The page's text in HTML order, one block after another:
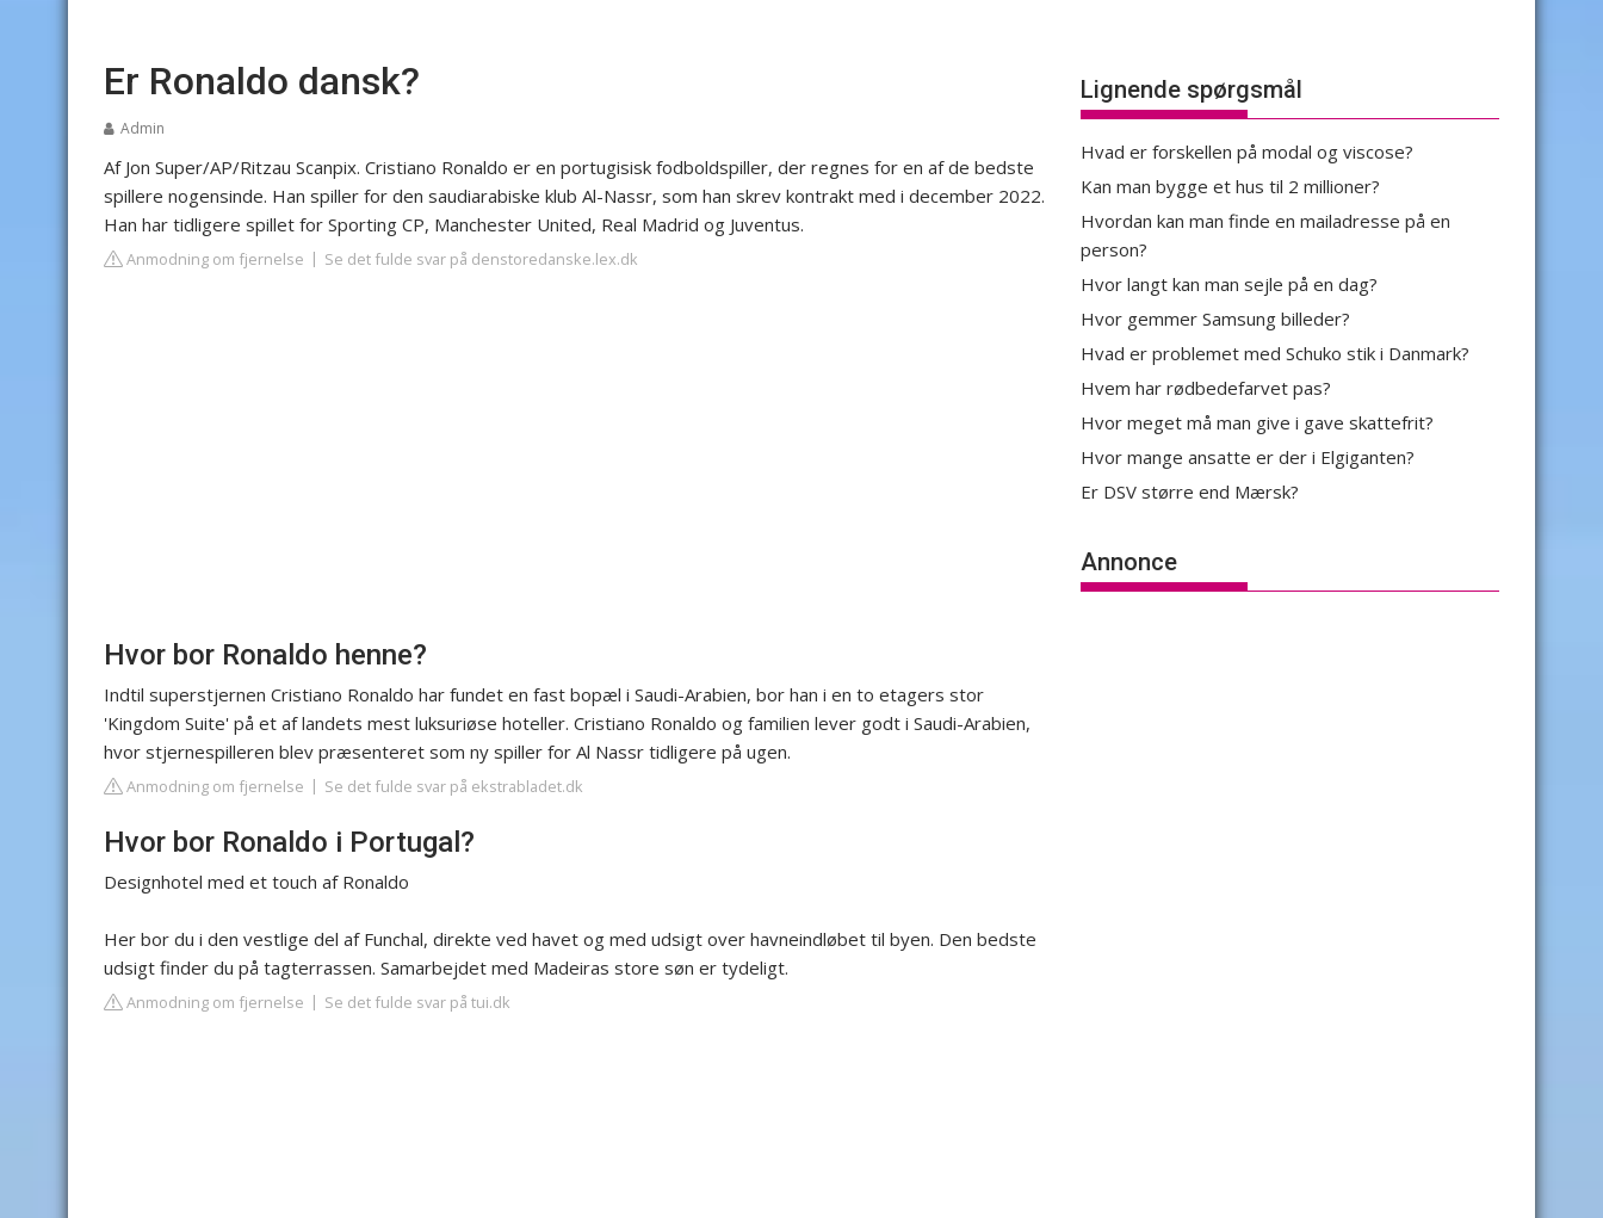
Er Ronaldo dansk?
Admin
Af Jon Super/AP/Ritzau Scanpix. Cristiano Ronaldo er en portugisisk fodboldspiller, der regnes for en af de bedste
spillere nogensinde. Han spiller for den saudiarabiske klub Al-Nassr, som han skrev kontrakt med i december 2022.
Han har tidligere spillet for Sporting CP, Manchester United, Real Madrid og Juventus.
Anmodning om fjernelse Se det fulde svar på denstoredanske.lex.dk
Hvor bor Ronaldo henne?
Indtil superstjernen Cristiano Ronaldo har fundet en fast bopæl i Saudi-Arabien, bor han i en to etagers stor
'Kingdom Suite' på et af landets mest luksuriøse hoteller. Cristiano Ronaldo og familien lever godt i Saudi-Arabien,
hvor stjernespilleren blev præsenteret som ny spiller for Al Nassr tidligere på ugen.
Anmodning om fjernelse Se det fulde svar på ekstrabladet.dk
Hvor bor Ronaldo i Portugal?
Designhotel med et touch af Ronaldo
Her bor du i den vestlige del af Funchal, direkte ved havet og med udsigt over havneindløbet til byen. Den bedste
udsigt finder du på tagterrassen. Samarbejdet med Madeiras store søn er tydeligt.
Anmodning om fjernelse Se det fulde svar på tui.dk
Lignende spørgsmål
Hvad er forskellen på modal og viscose?
Kan man bygge et hus til 2 millioner?
Hvordan kan man finde en mailadresse på en
person?
Hvor langt kan man sejle på en dag?
Hvor gemmer Samsung billeder?
Hvad er problemet med Schuko stik i Danmark?
Hvem har rødbedefarvet pas?
Hvor meget må man give i gave skattefrit?
Hvor mange ansatte er der i Elgiganten?
Er DSV større end Mærsk?
Annonce